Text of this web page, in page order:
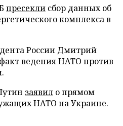
пресекли сбор данных об
комплекса в
России Дмитрий
факт ведения НАТО против
заявил о прямом
НАТО на Украине.